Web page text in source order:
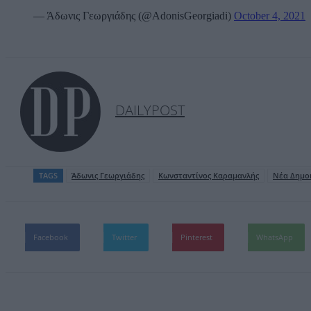
— Άδωνις Γεωργιάδης (@AdonisGeorgiadi) October 4, 2021
DAILYPOST
TAGS Άδωνις Γεωργιάδης Κωνσταντίνος Καραμανλής Νέα
Facebook Twitter Pinterest WhatsApp